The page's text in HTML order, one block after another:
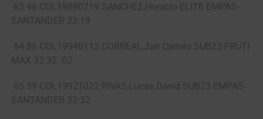
63 46 COL19890719 SANCHEZ,Horacio ELITE EMPAS-
SANTANDER 22:19
64 86 COL19940112 CORREAL,Jair Camilo SUB23 FRUTI
MAX 32:32 -02
65 59 COL19921022 RIVAS,Lucas David SUB23 EMPAS-
SANTANDER 32:32